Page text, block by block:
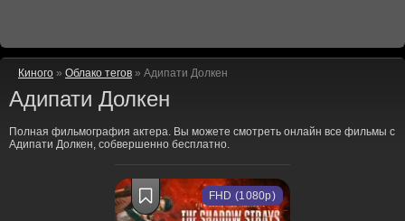
Киного » Облако тегов » Адипати Долкен
Адипати Долкен
Полная фильмография актера. Вы можете смотреть онлайн все фильмы с
Адипати Долкен, собвершенно бесплатно.
FHD (1080p)